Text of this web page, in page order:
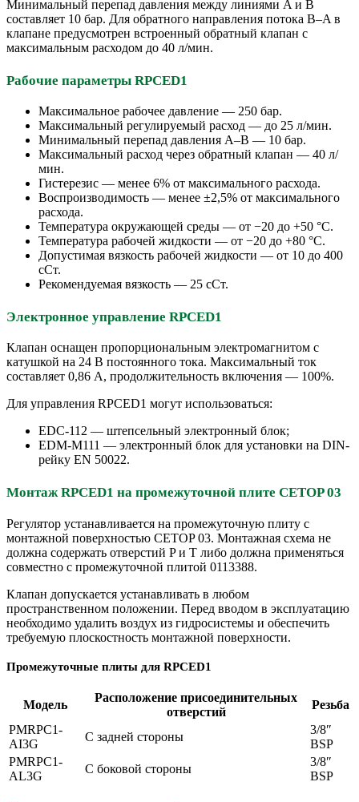
Минимальный перепад давления между линиями A и B
составляет 10 бар. Для обратного направления потока B–A в
клапане предусмотрен встроенный обратный клапан с
максимальным расходом до 40 л/мин.
Рабочие параметры RPCED1
Максимальное рабочее давление — 250 бар.
Максимальный регулируемый расход — до 25 л/мин.
Минимальный перепад давления A–B — 10 бар.
Максимальный расход через обратный клапан — 40 л/
мин.
Гистерезис — менее 6% от максимального расхода.
Воспроизводимость — менее ±2,5% от максимального
расхода.
Температура окружающей среды — от −20 до +50 °C.
Температура рабочей жидкости — от −20 до +80 °C.
Допустимая вязкость рабочей жидкости — от 10 до 400
сСт.
Рекомендуемая вязкость — 25 сСт.
Электронное управление RPCED1
Клапан оснащен пропорциональным электромагнитом с
катушкой на 24 В постоянного тока. Максимальный ток
составляет 0,86 А, продолжительность включения — 100%.
Для управления RPCED1 могут использоваться:
EDC-112 — штепсельный электронный блок;
EDM-M111 — электронный блок для установки на DIN-
рейку EN 50022.
Монтаж RPCED1 на промежуточной плите CETOP 03
Регулятор устанавливается на промежуточную плиту с
монтажной поверхностью CETOP 03. Монтажная схема не
должна содержать отверстий P и T либо должна применяться
совместно с промежуточной плитой 0113388.
Клапан допускается устанавливать в любом
пространственном положении. Перед вводом в эксплуатацию
необходимо удалить воздух из гидросистемы и обеспечить
требуемую плоскостность монтажной поверхности.
Промежуточные плиты для RPCED1
Модель
Расположение присоединительных
отверстий
Резьба
PMRPC1-
AI3G
С задней стороны
3/8″
BSP
PMRPC1-
AL3G
С боковой стороны
3/8″
BSP